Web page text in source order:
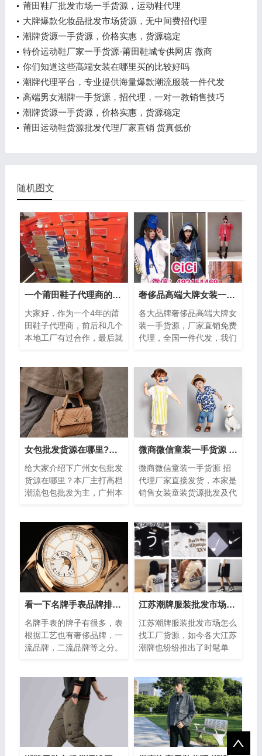
莆田鞋厂批发市场一手货源，运动鞋代理
大牌爆款化妆品批发市场货源，无中间费招代理
潮牌货源一手货源，价格实惠，货源稳定
特价运动鞋厂家一手货源-莆田鞋城专供网店 微商
你们知道这些高端女装在哪里买的比较好吗
潮牌代理平台，专业提供海量爆款潮流服装一件代发
高端男女潮牌一手货源，招代理，一对一教销售技巧
潮牌货源一手货源，价格实惠，货源稳定
莆田运动鞋货源批发代理厂家直销 货真低价
随机图文
一个莆田鞋子代理商的自述，如何选择靠谱的厂家货源
大家好，作为一个4年的莆
田鞋子代理商，前后和几个
本地工厂有过合作，最后就
的一件代发...
奢侈品高端大牌女装一手货源 厂家直销免费代理
各大品牌奢侈品高端大牌女
装一手货源，厂家直销免费
代理，全国一件代发，我们
欢的颜色，...
女包批发货源在哪里?广州女包厂家一手货源
给大家介绍下广州女包批发
货源在哪里？本厂主打高档
潮流包包批发为主，广州本
售，如今说...
微商微信童装一手货源 招代理厂家直接发货
微商微信童装一手货源 招
代理厂家直接发货，本家是
销售女装童装货源批发及代
上也是别有...
看一下名牌手表品牌排行榜有哪些？如何区分等级
名牌手表的牌子有很多，表
根据工艺也有奢侈品牌，一
流品牌，二流品牌等之分。
级品牌，如...
江苏潮牌服装批发市场怎么找工厂货源
江苏潮牌服装批发市场怎么
找工厂货源，如今各大江苏
潮牌也纷纷推出了时髦单
牌卫衣的穿搭...